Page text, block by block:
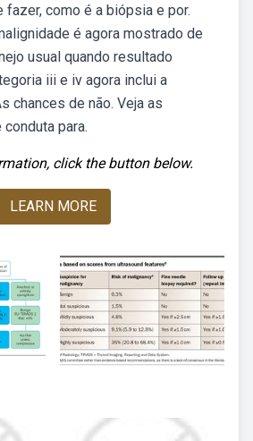
fazer, como é a biópsia e por.
é agora mostrado de
usual quando resultado
iii e iv agora inclui a
chances de não. Veja as
para.
click the button below.
LEARN MORE